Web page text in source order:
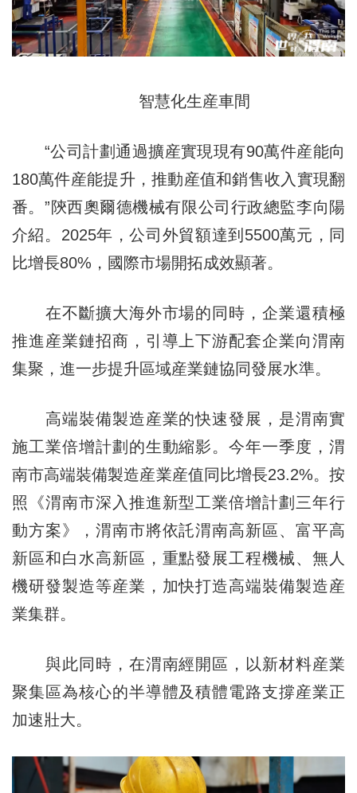
智慧化生産車間
“公司計劃通過擴産實現現有90萬件産能向
180萬件産能提升，推動産值和銷售收入實現翻
番。”陝西奧爾德機械有限公司行政總監李向陽
介紹。2025年，公司外貿額達到5500萬元，同
比增長80%，國際市場開拓成效顯著。
在不斷擴大海外市場的同時，企業還積極
推進産業鏈招商，引導上下游配套企業向渭南
集聚，進一步提升區域産業鏈協同發展水準。
高端裝備製造産業的快速發展，是渭南實
施工業倍增計劃的生動縮影。今年一季度，渭
南市高端裝備製造産業産值同比增長23.2%。按
照《渭南市深入推進新型工業倍增計劃三年行
動方案》，渭南市將依託渭南高新區、富平高
新區和白水高新區，重點發展工程機械、無人
機研發製造等産業，加快打造高端裝備製造産
業集群。
與此同時，在渭南經開區，以新材料産業
聚集區為核心的半導體及積體電路支撐産業正
加速壯大。